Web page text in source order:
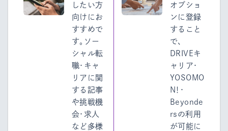
したい方
向けにお
すすめで
す。ソー
シャル転
職・キャ
リアに関
する記事
や挑戦機
会・求人
など多様
オプショ
ンに登録
すること
で、
DRIVEキ
ャリア・
YOSOMO
N！・
Beyonde
rsの利用
が可能に